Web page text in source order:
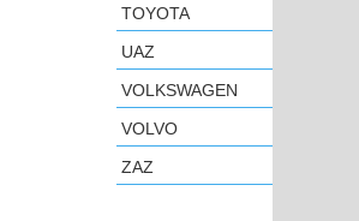
TOYOTA
UAZ
VOLKSWAGEN
VOLVO
ZAZ